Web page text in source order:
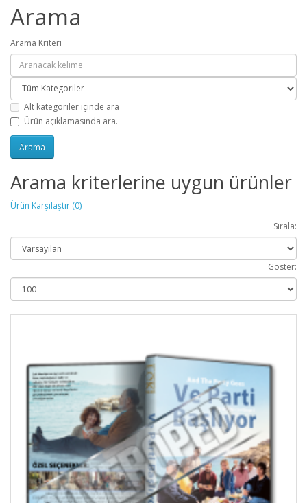
Arama
Arama Kriteri
Alt kategoriler içinde ara
Ürün açıklamasında ara.
Arama kriterlerine uygun ürünler
Ürün Karşılaştır (0)
Sırala:
Göster: